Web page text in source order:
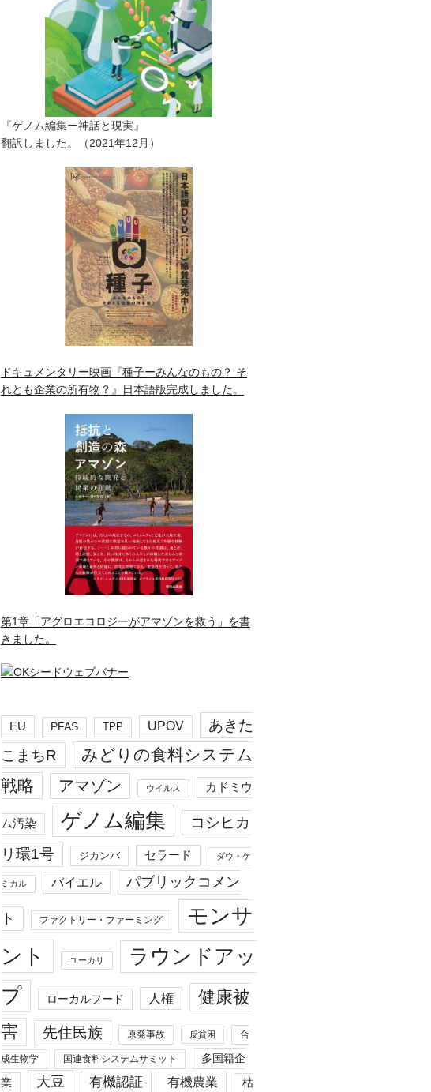
『ゲノム編集ー神話と現実』
翻訳しました。（2021年12月）
ドキュメンタリー映画『種子ーみんなのもの？ そ
れとも企業の所有物？』日本語版完成しました。
第1章「アグロエコロジーがアマゾンを救う」を書
きました。
EU PFAS TPP UPOV
あきた
こまちR
みどりの食料システム
戦略
アマゾン ウイルス カドミウ
ム汚染 ゲノム編集
コシヒカ
リ環1号
ジカンバ セラード ダウ・ケ
ミカル バイエル パブリックコメン
ト ファクトリー・ファーミング
モンサ
ント
ユーカリ
ラウンドアッ
プ
ローカルフード 人権
健康被
害
先住民族 原発事故 反貧困 合
成生物学 国連食料システムサミット
多国籍企
業
大豆 有機認証 有機農業 枯